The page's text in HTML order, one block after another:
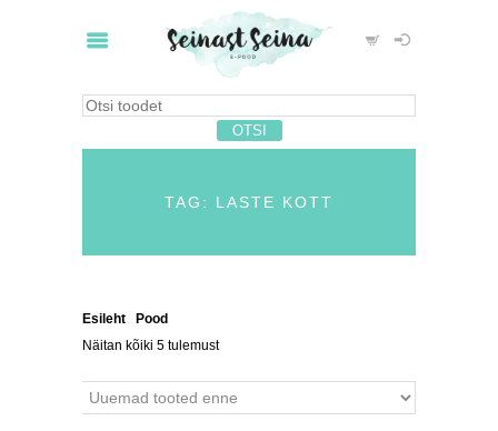
TAG: LASTE KOTT
Esileht Pood
Näitan kõiki 5 tulemust